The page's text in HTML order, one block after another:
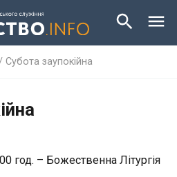
Субота заупокійна
год. – Божественна Літургія